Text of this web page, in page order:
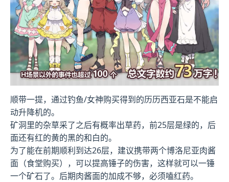
顺带一提，通过钓鱼/女神购买得到的历历西亚石是不能启
动升降机的。
矿洞里的杂草采了之后有概率出草药，前25层是绿的，后
面还有红的黄的黑的和白的。
为了能在前期顺利到达26层，建议携带两个博洛尼亚肉酱
面（食堂购买），可以提高锤子的伤害，这样就可以一锤
一个矿石了。后期肉酱面的加成不够，必须嗑红药。